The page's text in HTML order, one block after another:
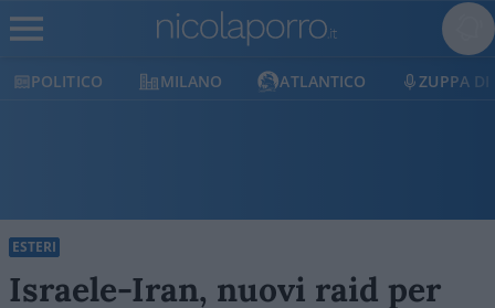
MILANO ATLANTICO ZUPPA DI PORRO
ESTERI
Israele-Iran, nuovi raid per